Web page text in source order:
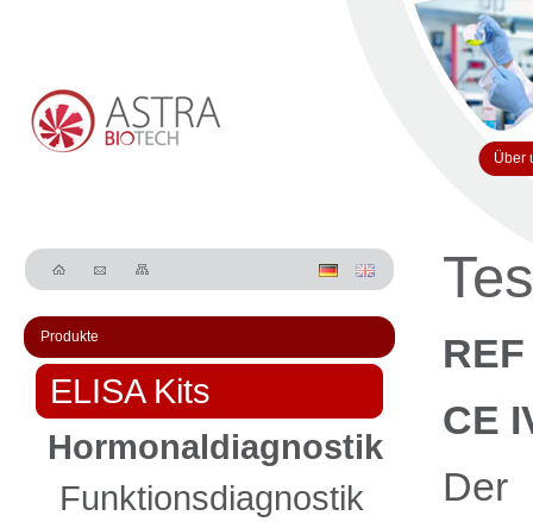
Über
Produkte
ELISA Kits
Hormonaldiagnostik
Funktionsdiagnostik
CE
Der